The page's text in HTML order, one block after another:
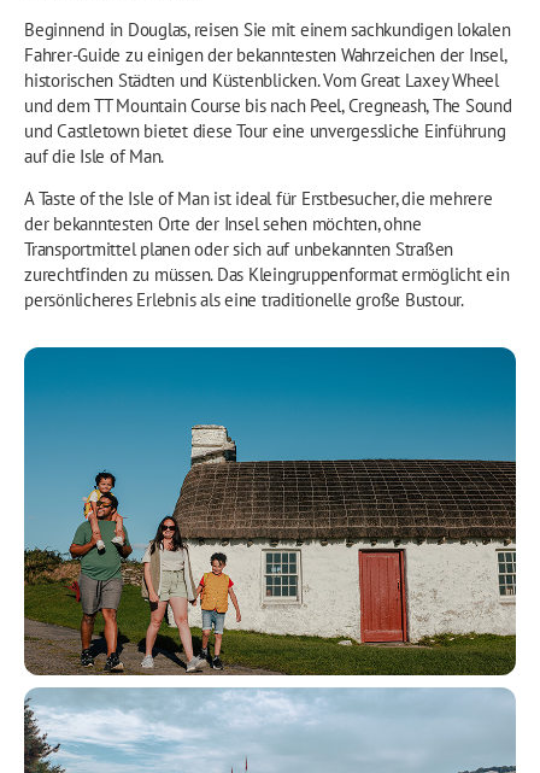
Beginnend in Douglas, reisen Sie mit einem sachkundigen lokalen
Fahrer-Guide zu einigen der bekanntesten Wahrzeichen der Insel,
historischen Städten und Küstenblicken. Vom Great Laxey Wheel
und dem TT Mountain Course bis nach Peel, Cregneash, The Sound
und Castletown bietet diese Tour eine unvergessliche Einführung
auf die Isle of Man.
A Taste of the Isle of Man ist ideal für Erstbesucher, die mehrere
der bekanntesten Orte der Insel sehen möchten, ohne
Transportmittel planen oder sich auf unbekannten Straßen
zurechtfinden zu müssen. Das Kleingruppenformat ermöglicht ein
persönlicheres Erlebnis als eine traditionelle große Bustour.